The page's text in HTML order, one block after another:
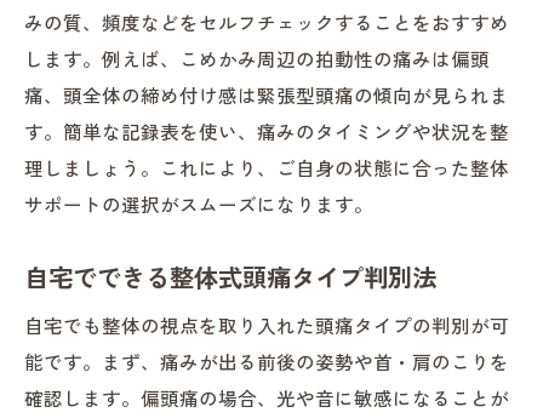
みの質、頻度などをセルフチェックすることをおすすめ
します。例えば、こめかみ周辺の拍動性の痛みは偏頭
痛、頭全体の締め付け感は緊張型頭痛の傾向が見られま
す。簡単な記録表を使い、痛みのタイミングや状況を整
理しましょう。これにより、ご自身の状態に合った整体
サポートの選択がスムーズになります。
自宅でできる整体式頭痛タイプ判別法
自宅でも整体の視点を取り入れた頭痛タイプの判別が可
能です。まず、痛みが出る前後の姿勢や首・肩のこりを
確認します。偏頭痛の場合、光や音に敏感になることが